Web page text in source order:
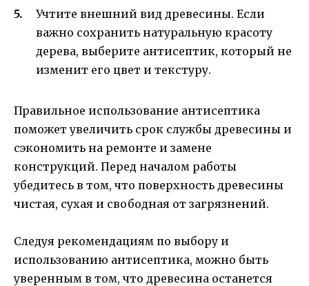
Учтите внешний вид древесины. Если
важно сохранить натуральную красоту
дерева, выберите антисептик, который не
изменит его цвет и текстуру.
Правильное использование антисептика
поможет увеличить срок службы древесины и
сэкономить на ремонте и замене
конструкций. Перед началом работы
убедитесь в том, что поверхность древесины
чистая, сухая и свободная от загрязнений.
Следуя рекомендациям по выбору и
использованию антисептика, можно быть
уверенным в том, что древесина останется